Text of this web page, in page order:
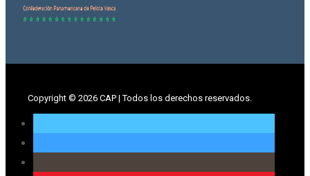
Copyright ©2026 CAP | Todos los derechos reservados.